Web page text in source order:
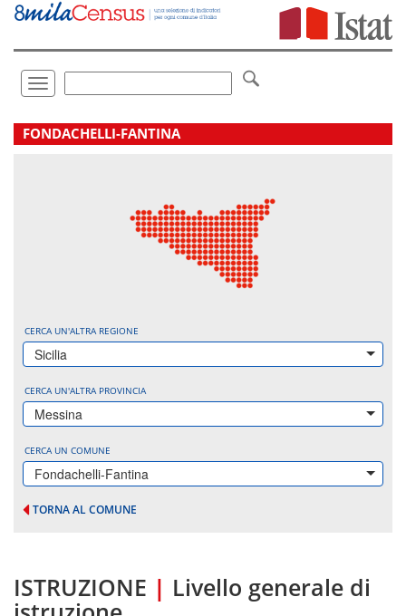
Vai
direttamente
Toggle
navigation
.
FONDACHELLI-FANTINA
CERCA UN'ALTRA REGIONE
Sicilia
CERCA UN'ALTRA PROVINCIA
Messina
CERCA UN COMUNE
Fondachelli-Fantina
TORNA AL COMUNE
ISTRUZIONE | Livello generale di